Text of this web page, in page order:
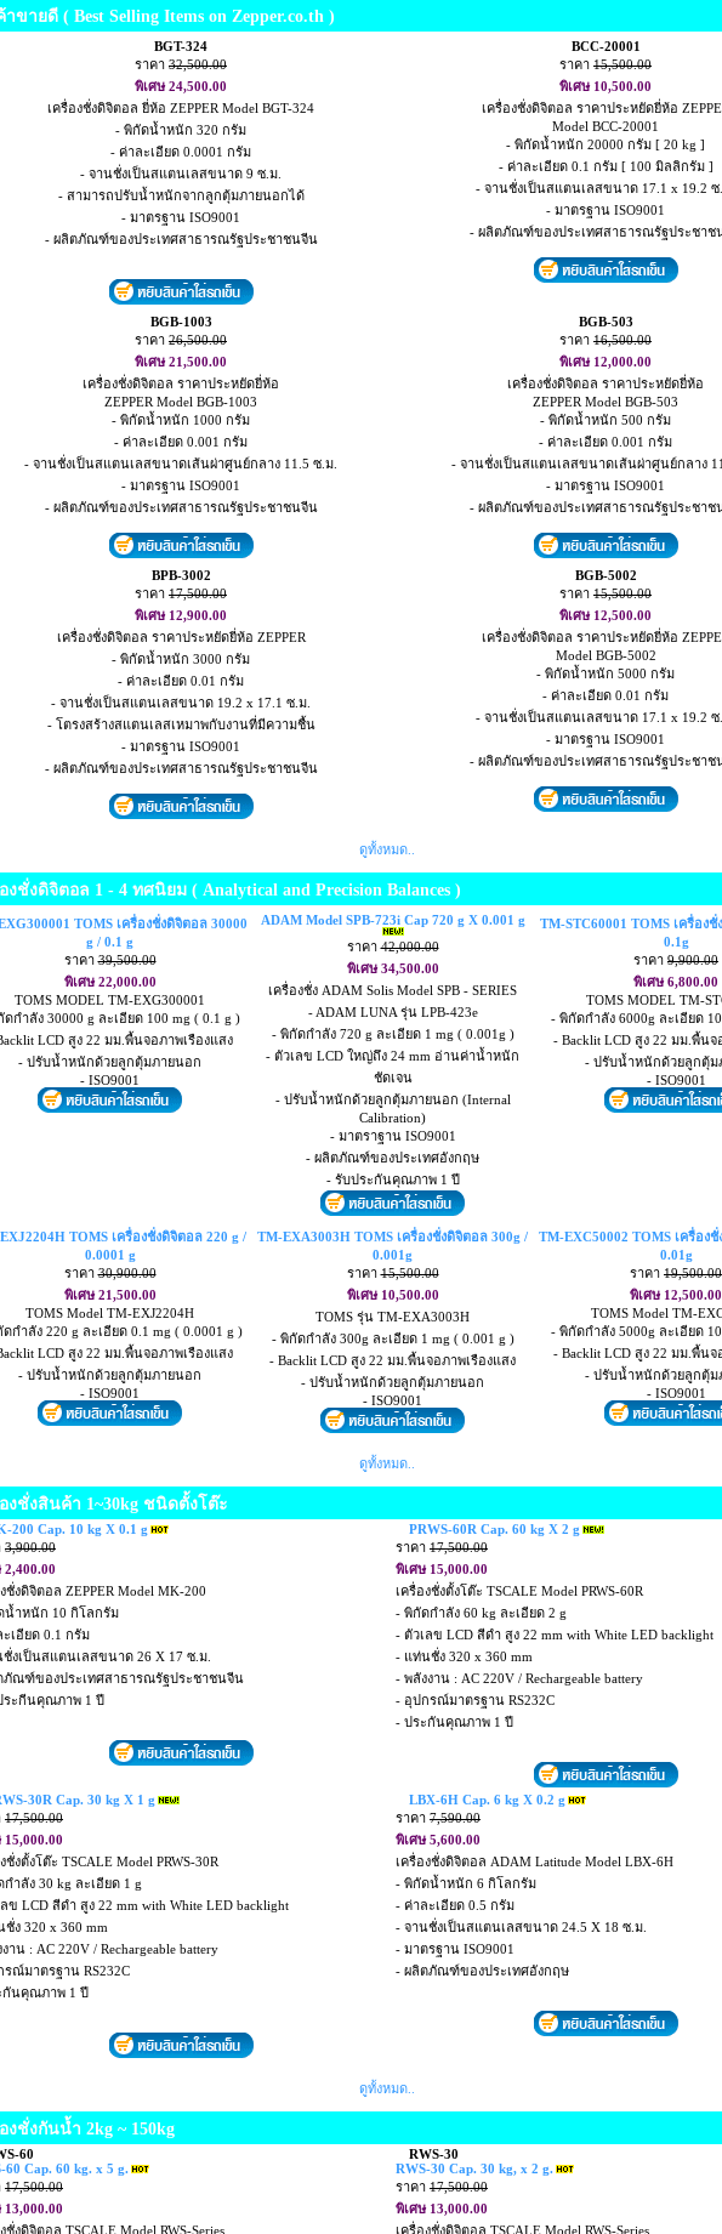
ขายดี ( Best Selling Items on Zepper.co.th )
BGT-324
ราคา 32,500.00
พิเศษ 24,500.00
เครื่องชั่งดิจิตอล ยี่ห้อ ZEPPER Model BGT-324
- พิกัดน้ำหนัก 320 กรัม
- ค่าละเอียด 0.0001 กรัม
- จานชั่งเป็นสแตนเลสขนาด 9 ซ.ม.
- สามารถปรับน้ำหนักจากลูกตุ้มภายนอกได้
- มาตรฐาน ISO9001
- ผลิตภัณฑ์ของประเทศสาธารณรัฐประชาชนจีน
BCC-20001
ราคา 15,500.00
พิเศษ 10,500.00
เครื่องชั่งดิจิตอล ราคาประหยัดยี่ห้อ
Model BCC-20001
- พิกัดน้ำหนัก 20000 กรัม [ 20 kg ]
- ค่าละเอียด 0.1 กรัม [ 100 มิลลิกรัม ]
- จานชั่งเป็นสแตนเลสขนาด 17.1 x 19.2 ซ
- มาตรฐาน ISO9001
- ผลิตภัณฑ์ของประเทศสาธารณรัฐประชาช
BGB-1003
ราคา 26,500.00
พิเศษ 21,500.00
เครื่องชั่งดิจิตอล ราคาประหยัดยี่ห้อ
ZEPPER Model BGB-1003
- พิกัดน้ำหนัก 1000 กรัม
- ค่าละเอียด 0.001 กรัม
- จานชั่งเป็นสแตนเลสขนาดเส้นผ่าศูนย์กลาง 11.5 ซ.ม.
- มาตรฐาน ISO9001
- ผลิตภัณฑ์ของประเทศสาธารณรัฐประชาชนจีน
BGB-503
ราคา 16,500.00
พิเศษ 12,000.00
เครื่องชั่งดิจิตอล ราคาประหยัดยี่ห้อ
ZEPPER Model BGB-503
- พิกัดน้ำหนัก 500 กรัม
- ค่าละเอียด 0.001 กรัม
- จานชั่งเป็นสแตนเลสขนาดเส้นผ่าศูนย์กลาง
- มาตรฐาน ISO9001
- ผลิตภัณฑ์ของประเทศสาธารณรัฐประชาช
BPB-3002
ราคา 17,500.00
พิเศษ 12,900.00
เครื่องชั่งดิจิตอล ราคาประหยัดยี่ห้อ ZEPPER
- พิกัดน้ำหนัก 3000 กรัม
- ค่าละเอียด 0.01 กรัม
- จานชั่งเป็นสแตนเลสขนาด 19.2 x 17.1 ซ.ม.
- โตรงสร้างสแตนเลสเหมาพกับงานที่มีความชื้น
- มาตรฐาน ISO9001
- ผลิตภัณฑ์ของประเทศสาธารณรัฐประชาชนจีน
BGB-5002
ราคา 15,500.00
พิเศษ 12,500.00
เครื่องชั่งดิจิตอล ราคาประหยัดยี่ห้อ
Model BGB-5002
- พิกัดน้ำหนัก 5000 กรัม
- ค่าละเอียด 0.01 กรัม
- จานชั่งเป็นสแตนเลสขนาด 17.1 x 19.2 ซ
- มาตรฐาน ISO9001
- ผลิตภัณฑ์ของประเทศสาธารณรัฐประชาช
ดูทั้งหมด..
งชั่งดิจิตอล 1 - 4 ทศนิยม ( Analytical and Precision Balances )
TOMS เครื่องชั่งดิจิตอล 30000
g / 0.1 g
ราคา39,500.00
พิเศษ 22,000.00
TOMS MODEL TM-EXG300001
ดกำลัง 30000 g ละเอียด 100 mg ( 0.1 g )
LCD สูง 22 มม.พื้นจอภาพเรืองแสง
- ปรับน้ำหนักด้วยลูกตุ้มภายนอก
- ISO9001
ADAM Model SPB-723i Cap 720 g X 0.001 g
ราคา42,000.00
พิเศษ 34,500.00
เครื่องชั่ง ADAM Solis Model SPB - SERIES
- ADAM LUNA รุ่น LPB-423e
- พิกัดกำลัง 720 g ละเอียด 1 mg ( 0.001g )
- ตัวเลข LCD ใหญ่ถึง 24 mm อ่านค่าน้ำหนัก
ชัดเจน
- ปรับน้ำหนักด้วยลูกตุ้มภายนอก (Internal
Calibration)
- มาตราฐาน ISO9001
- ผลิตภัณฑ์ของประเทศอังกฤษ
- รับประกันคุณภาพ 1 ปี
TM-STC60001 TOMS เครื่อง
0.1g
ราคา 9,900.00
พิเศษ 6,800.00
TOMS MODEL TM-
- พิกัดกำลัง 6000g ละเอียด
- Backlit LCD สูง 22 มม.พื้นจ
- ปรับน้ำหนักด้วยลูกตุ้ม
- ISO9001
TOMS เครื่องชั่งดิจิตอล 220 g /
0.0001 g
ราคา30,900.00
พิเศษ 21,500.00
TOMS Model TM-EXJ2204H
กำลัง 220 g ละเอียด 0.1 mg ( 0.0001 g )
LCD สูง 22 มม.พื้นจอภาพเรืองแสง
- ปรับน้ำหนักด้วยลูกตุ้มภายนอก
- ISO9001
TM-EXA3003H TOMS เครื่องชั่งดิจิตอล 300g /
0.001g
ราคา15,500.00
พิเศษ 10,500.00
TOMS รุ่น TM-EXA3003H
- พิกัดกำลัง 300g ละเอียด 1 mg ( 0.001 g )
- Backlit LCD สูง 22 มม.พื้นจอภาพเรืองแสง
- ปรับน้ำหนักด้วยลูกตุ้มภายนอก
- ISO9001
TM-EXC50002 TOMS เครื่อง
0.01g
ราคา 19,500.00
พิเศษ 12,500.00
TOMS Model TM-
- พิกัดกำลัง 5000g ละเอียด
- Backlit LCD สูง 22 มม.พื้นจ
- ปรับน้ำหนักด้วยลูกตุ้ม
- ISO9001
ดูทั้งหมด..
งชั่งสินค้า 1~30kg ชนิดตั้งโต๊ะ
200 Cap. 10 kg X 0.1 g
3,900.00
2,400.00
ชั่งดิจิตอล ZEPPER Model MK-200
น้ำหนัก 10 กิโลกรัม
เอียด 0.1 กรัม
ชั่งเป็นสแตนเลสขนาด 26 X 17 ซ.ม.
ภัณฑ์ของประเทศสาธารณรัฐประชาชนจีน
ระกีนคุณภาพ 1 ปี
PRWS-60R Cap. 60 kg X 2 g
ราคา 17,500.00
พิเศษ 15,000.00
เครื่องชั่งตั้งโต๊ะ TSCALE Model PRWS-60R
- พิกัดกำลัง 60 kg ละเอียด 2 g
- ตัวเลข LCD สีดำ สูง 22 mm with White LED backlight
- แท่นชั่ง 320 x 360 mm
- พลังงาน : AC 220V / Rechargeable battery
- อุปกรณ์มาตรฐาน RS232C
- ประกันคุณภาพ 1 ปี
30R Cap. 30 kg X 1 g
17,500.00
15,000.00
ชั่งตั้งโต๊ะ TSCALE Model PRWS-30R
ำลัง 30 kg ละเอียด 1 g
ข LCD สีดำ สูง 22 mm with White LED backlight
ง 320 x 360 mm
าน : AC 220V / Rechargeable battery
รณ์มาตรฐาน RS232C
กันคุณภาพ 1 ปี
LBX-6H Cap. 6 kg X 0.2 g
ราคา 7,590.00
พิเศษ 5,600.00
เครื่องชั่งดิจิตอล ADAM Latitude Model LBX-6H
- พิกัดน้ำหนัก 6 กิโลกรัม
- ค่าละเอียด 0.5 กรัม
- จานชั่งเป็นสแตนเลสขนาด 24.5 X 18 ซ.ม.
- มาตรฐาน ISO9001
- ผลิตภัณฑ์ของประเทศอังกฤษ
ดูทั้งหมด..
งชั่งกันน้ำ 2kg ~ 150kg
60
60 Cap. 60 kg. x 5 g.
17,500.00
13,000.00
ชั่งดิจิตอล TSCALE Model RWS-Series
RWS-30
RWS-30 Cap. 30 kg, x 2 g.
ราคา 17,500.00
พิเศษ 13,000.00
เครื่องชั่งดิจิตอล TSCALE Model RWS-Series